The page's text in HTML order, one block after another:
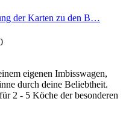
der Karten zu den B…
eigenen Imbisswagen,
durch deine Beliebtheit.
2 - 5 Köche der besonderen